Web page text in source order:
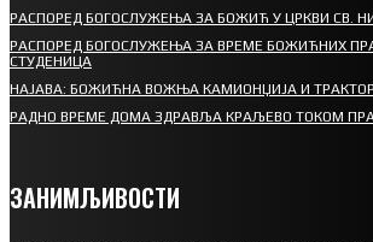
РАСПОРЕД БОГОСЛУЖЕЊА ЗА БОЖИЋ У ЦРКВИ СВ.
РАСПОРЕД БОГОСЛУЖЕЊА ЗА ВРЕМЕ БОЖИЋНИХ
СТУДЕНИЦА
НАЈАВА: БОЖИЋНА ВОЖЊА КАМИОНЏИЈА И
РАДНО ВРЕМЕ ДОМА ЗДРАВЉА КРАЉЕВО ТОКОМ
ЗАНИМЉИВОСТИ